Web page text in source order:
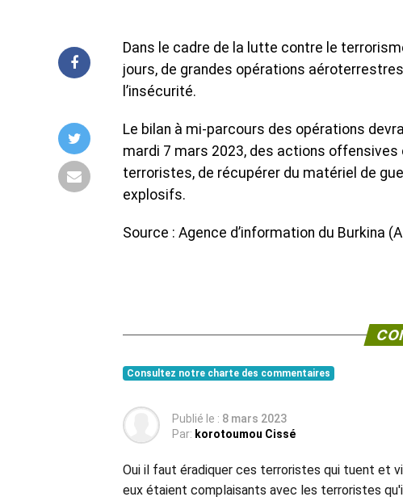
Dans le cadre de la lutte contre le
jours, de grandes opérations
l’insécurité.
Le bilan à mi-parcours des opérations
mardi 7 mars 2023, des actions
terroristes, de récupérer du matériel de
explosifs.
Source : Agence d’information du Burkina
Consultez notre charte des commentaires
Publié le : 8 mars 2023
Par: korotoumou Cissé
Oui il faut éradiquer ces terroristes qui tuent et
eux étaient complaisants avec les terroristes